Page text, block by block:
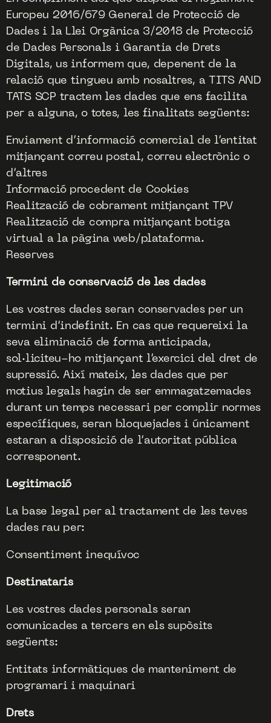
Europeu 2016/679 General de Protecció de
Dades i la Llei Orgànica 3/2018 de Protecció
de Dades Personals i Garantia de Drets
Digitals, us informem que, depenent de la
relació que tingueu amb nosaltres, a TITS AND
TATS SCP tractem les dades que ens facilita
per a alguna, o totes, les finalitats següents:
Enviament d’informació comercial de l’entitat
mitjançant correu postal, correu electrònic o
d’altres
Informació procedent de Cookies
Realització de cobrament mitjançant TPV
Realització de compra mitjançant botiga
virtual a la pàgina web/plataforma.
Reserves
Termini de conservació de les dades
Les vostres dades seran conservades per un
termini d’indefinit. En cas que requereixi la
seva eliminació de forma anticipada,
sol·liciteu-ho mitjançant l’exercici del dret de
supressió. Així mateix, les dades que per
motius legals hagin de ser emmagatzemades
durant un temps necessari per complir normes
específiques, seran bloquejades i únicament
estaran a disposició de l’autoritat pública
corresponent.
Legitimació
La base legal per al tractament de les teves
dades rau per:
Consentiment inequívoc
Destinataris
Les vostres dades personals seran
comunicades a tercers en els supòsits
següents:
Entitats informàtiques de manteniment de
programari i maquinari
Drets